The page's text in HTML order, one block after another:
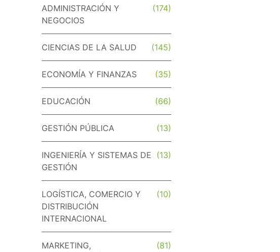
ADMINISTRACIÓN Y
NEGOCIOS
(174)
CIENCIAS DE LA SALUD (145)
ECONOMÍA Y FINANZAS (35)
EDUCACIÓN (66)
GESTIÓN PÚBLICA (13)
INGENIERÍA Y SISTEMAS DE
GESTIÓN
(13)
LOGÍSTICA, COMERCIO Y
DISTRIBUCIÓN
INTERNACIONAL
(10)
MARKETING,
(81)